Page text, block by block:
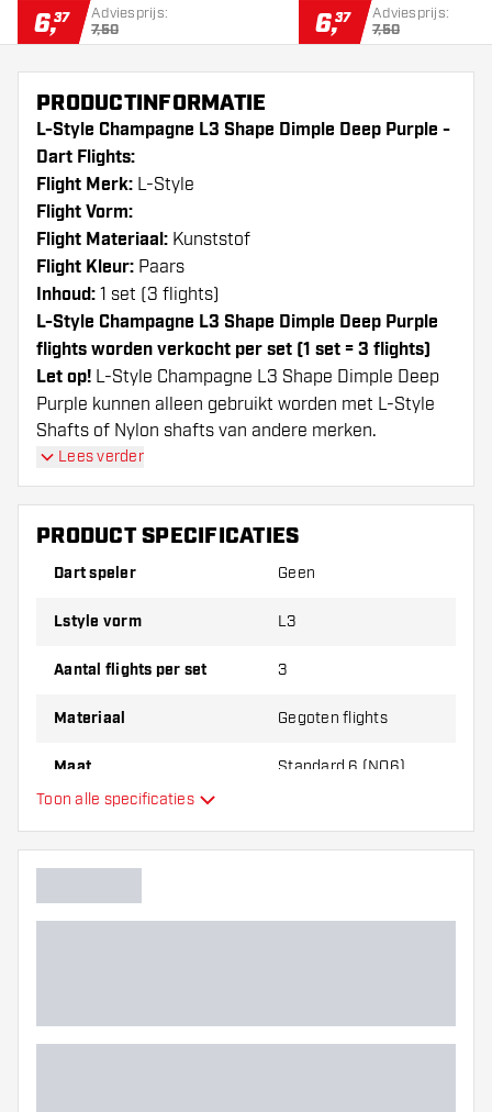
6,37 Adviesprijs:
7,50 6,37 Adviesprijs:
7,50
PRODUCTINFORMATIE
L-Style Champagne L3 Shape Dimple Deep Purple -
Dart Flights:
Flight Merk: L-Style
Flight Vorm:
Flight Materiaal: Kunststof
Flight Kleur: Paars
Inhoud: 1 set (3 flights)
L-Style Champagne L3 Shape Dimple Deep Purple
flights worden verkocht per set (1 set = 3 flights)
Let op! L-Style Champagne L3 Shape Dimple Deep
Purple kunnen alleen gebruikt worden met L-Style
Shafts of Nylon shafts van andere merken.
Dartshopper tip!
de hand hebt. Deze kunnen slijten of kapot gaan
door gebruik.
dikte van de flights om erachter te komen
Lees verder
PRODUCT SPECIFICATIES
Dart speler Geen
Lstyle vorm L3
Aantal flights per set 3
Materiaal Gegoten flights
Maat Standard 6 (NO6)
Flexibiliteit
Toon alle specificaties